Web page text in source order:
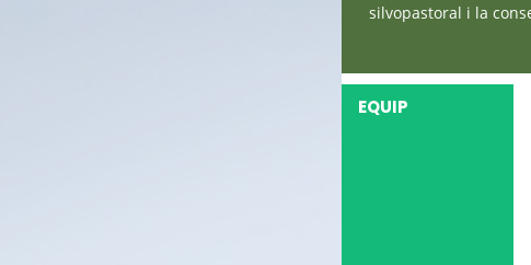
silvopastoral i la
EQUIP